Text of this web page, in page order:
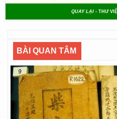
QUAY LẠI - THƯ
BÀI QUAN TÂM